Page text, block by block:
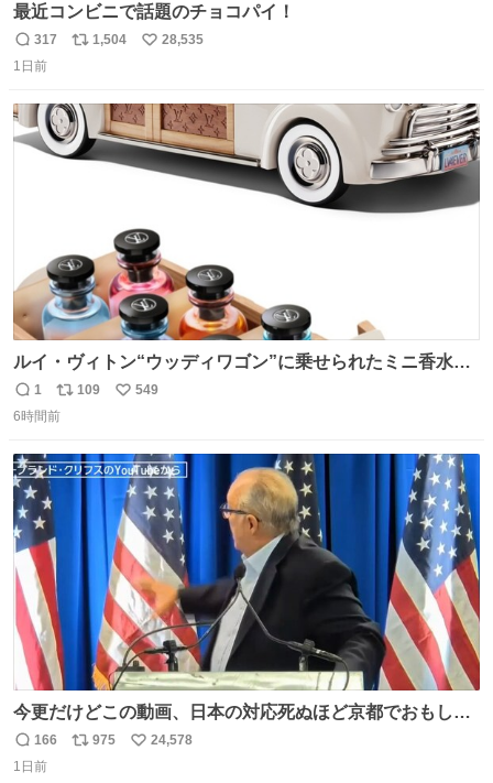
最近コンビニで話題のチョコパイ！
返
信
317
リ
ト
数
1,504
い
数
28,535
1日前
ルイ・ヴィトン“ウッディワゴン”に乗せられたミニ香水コ
フレ、グラデカラーのフレグランスケースも - fashion-
press.net/news/149472
返
信
1
リ
ポ
ト
109
い
数
549
6時間前
今更だけどこの動画、日本の対応死ぬほど京都でおもしろ
い。 なんなら敬語で丁寧に煽りまくってるの好き。笑
返
信
166
リ
975
い
24,578
1日前